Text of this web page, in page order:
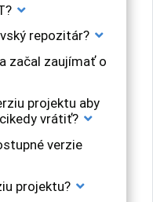
repozitár?
začal zaujímať o
projektu aby
vrátiť?
verzie
projektu?